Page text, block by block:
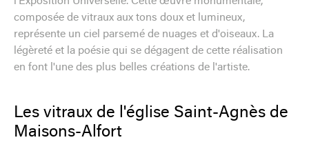
composée de vitraux aux tons doux et lumineux,
représente un ciel parsemé de nuages et d'oiseaux. La
légèreté et la poésie qui se dégagent de cette réalisation
en font l'une des plus belles créations de l'artiste.
Les vitraux de l'église Saint-Agnès de
Maisons-Alfort